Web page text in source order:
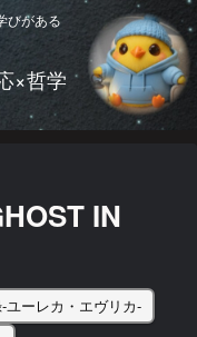
びがある
×哲学
IN
ユーレカ・エヴリカ-